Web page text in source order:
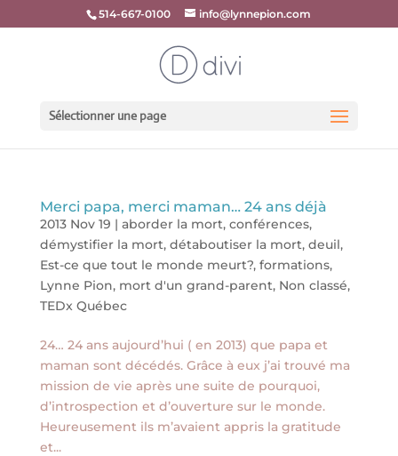
514-667-0100 info@lynnepion.com
Sélectionner une page
Merci papa, merci maman… 24 ans déjà
2013 Nov 19 | aborder la mort, conférences,
démystifier la mort, détaboutiser la mort, deuil,
Est-ce que tout le monde meurt?, formations,
Lynne Pion, mort d'un grand-parent, Non classé,
TEDx Québec
24… 24 ans aujourd’hui ( en 2013) que papa et
maman sont décédés. Grâce à eux j’ai trouvé ma
mission de vie après une suite de pourquoi,
d’introspection et d’ouverture sur le monde.
Heureusement ils m’avaient appris la gratitude
et...